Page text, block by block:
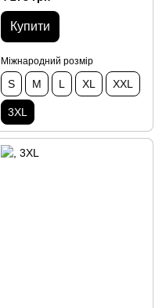
Купити
Міжнародний розмір
S M L XL XXL
3XL